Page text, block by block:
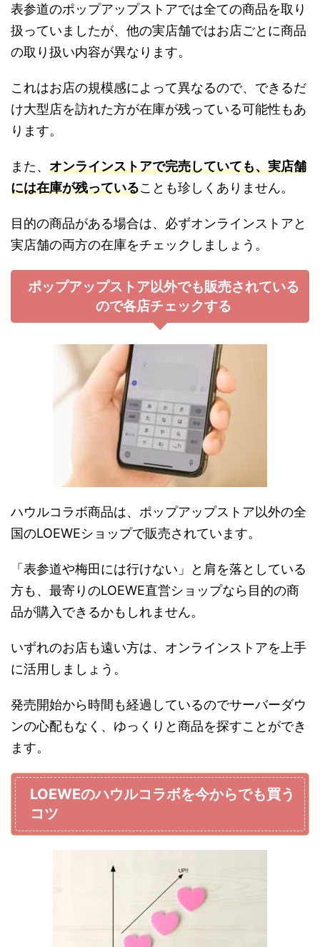
表参道のポップアップストアでは全ての商品を取り
扱っていましたが、他の実店舗ではお店ごとに商品
の取り扱い内容が異なります。
これはお店の規模感によって異なるので、できるだ
け大型店を訪れた方が在庫が残っている可能性もあ
ります。
また、 オンラインストアで完売していても、実店舗
には在庫が残っていることも珍しくありません。
目的の商品がある場合は、必ずオンラインストアと
実店舗の両方の在庫をチェックしましょう。
ポップアップストア以外でも販売されている
ので各店チェックする
ハウルコラボ商品は、ポップアップストア以外の全
国のLOEWEショップで販売されています。
「表参道や梅田には行けない」と肩を落としている
方も、最寄りのLOEWE直営ショップなら目的の商
品が購入できるかもしれません。
いずれのお店も遠い方は、オンラインストアを上手
に活用しましょう。
発売開始から時間も経過しているのでサーバーダウ
ンの心配もなく、ゆっくりと商品を探すことができ
ます。
LOEWEのハウルコラボを今からでも買う
コツ